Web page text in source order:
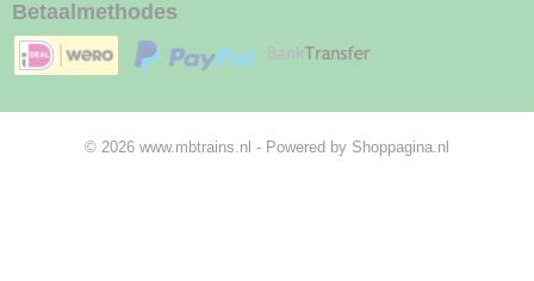
Betaalmethodes
© 2026 www.mbtrains.nl - Powered by Shoppagina.nl